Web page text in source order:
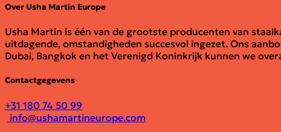
Over Usha Martin Europe
Usha Martin is één van de grootste producenten van
uitdagende, omstandigheden succesvol ingezet. Ons
Dubai, Bangkok en het Verenigd Koninkrijk kunnen we
Contactgegevens
+31 180 74 50 99
info@ushamartineurope.com